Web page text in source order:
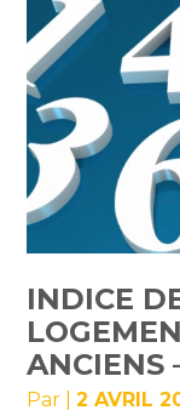
INDICE
ANCIENS
Par |2 AVRIL